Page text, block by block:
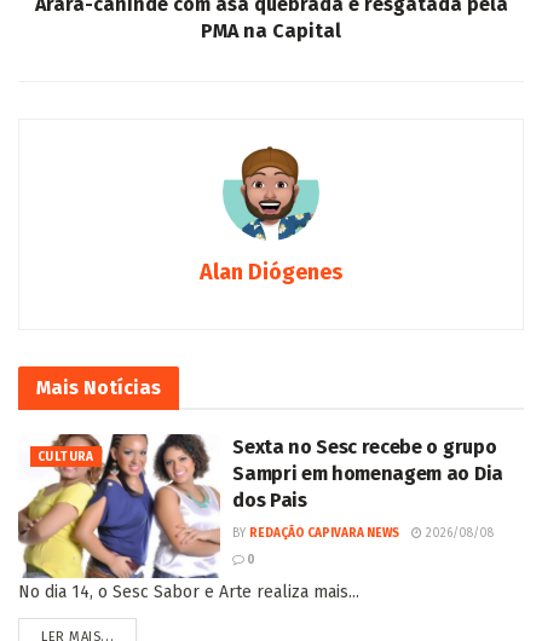
PMA na Capital
Alan Diógenes
Mais Notícias
CULTURA
Sexta no Sesc recebe o grupo
Sampri em homenagem ao Dia
dos Pais
BY REDAÇÃO CAPIVARA NEWS
2026/08/08
0
No dia 14, o Sesc Sabor e Arte realiza mais...
LER MAIS...